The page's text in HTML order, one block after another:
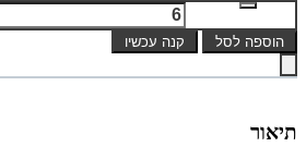
הוספה לסל קנה עכשיו
תיאור